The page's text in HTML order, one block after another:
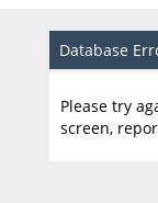
Database
Please try
screen,